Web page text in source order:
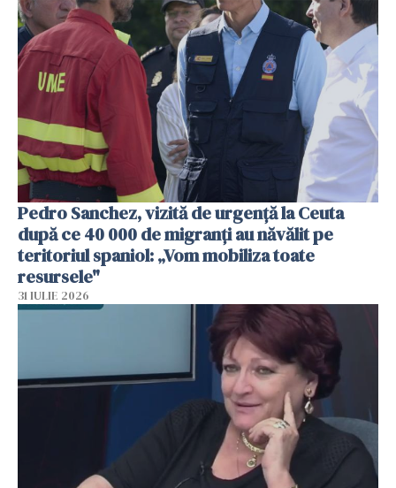
Pedro Sanchez, vizită de urgență la Ceuta
după ce 40 000 de migranți au năvălit pe
teritoriul spaniol: „Vom mobiliza toate
resursele"
31 IULIE 2026